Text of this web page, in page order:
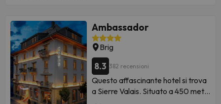
Ambassador
Brig
8.3 382 recensioni
Questo affascinante hotel si trova
a Sierre Valais. Situato a 450 metri
dal centro della città, da questo